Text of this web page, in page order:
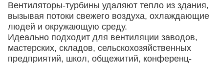
Вентиляторы-турбины удаляют тепло из здания,
вызывая потоки свежего воздуха, охлаждающие
людей и окружающую среду.
Идеально подходит для вентиляции заводов,
мастерских, складов, сельскохозяйственных
предприятий, школ, общежитий, конференц-